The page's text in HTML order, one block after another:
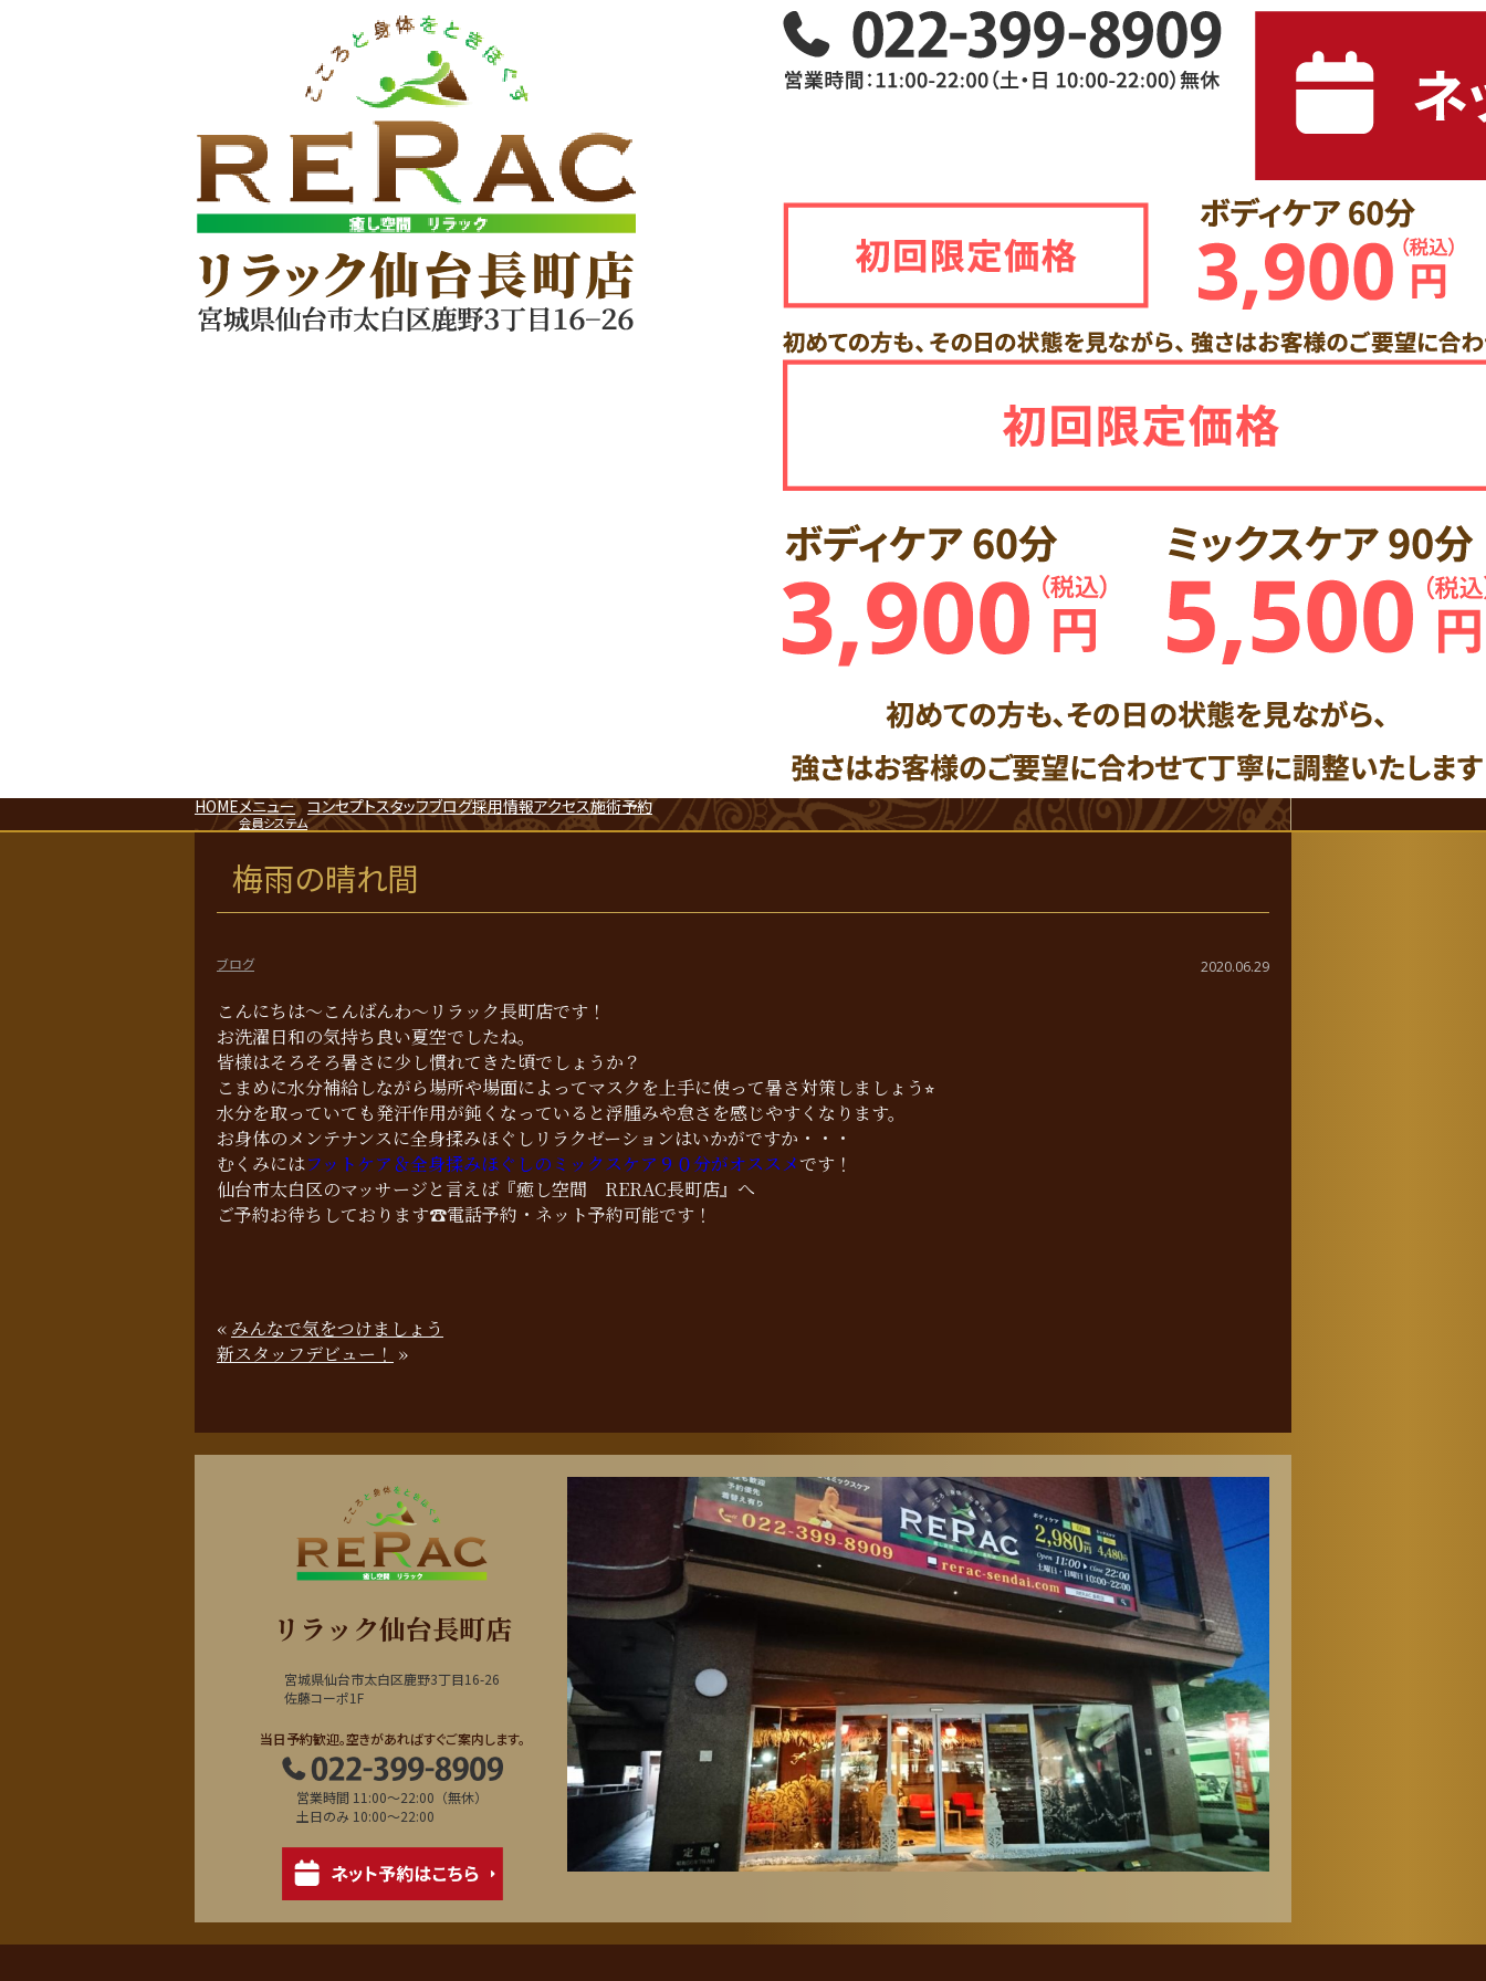
HOMEメニュー
会員システム
コンセプトスタッフブログ採用情報アクセス施術予約
梅雨の晴れ間
ブログ 2020.06.29
こんにちは〜こんばんわ〜リラック長町店です！
お洗濯日和の気持ち良い夏空でしたね。
皆様はそろそろ暑さに少し慣れてきた頃でしょうか？
こまめに水分補給しながら場所や場面によってマスクを上手に使って暑さ対策しましょう⭐︎
水分を取っていても発汗作用が鈍くなっていると浮腫みや怠さを感じやすくなります。
お身体のメンテナンスに全身揉みほぐしリラクゼーションはいかがですか・・・
むくみにはフットケア＆全身揉みほぐしのミックスケア９０分がオススメです！
仙台市太白区のマッサージと言えば『癒し空間 RERAC長町店』へ
ご予約お待ちしております☎︎電話予約・ネット予約可能です！
« みんなで気をつけましょう
新スタッフデビュー！ »
リラック仙台長町店
宮城県仙台市太白区鹿野3丁目16-26
佐藤コーポ1F
当日予約歓迎。空きがあればすぐご案内します。
営業時間 11:00～22:00（無休）
土日のみ 10:00～22:00